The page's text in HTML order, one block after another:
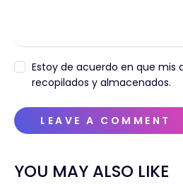
Estoy de acuerdo en que mis
recopilados y almacenados.
YOU MAY ALSO LIKE